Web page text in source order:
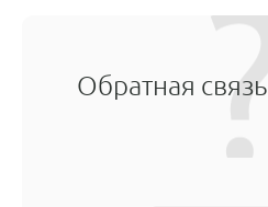
Обратная связь